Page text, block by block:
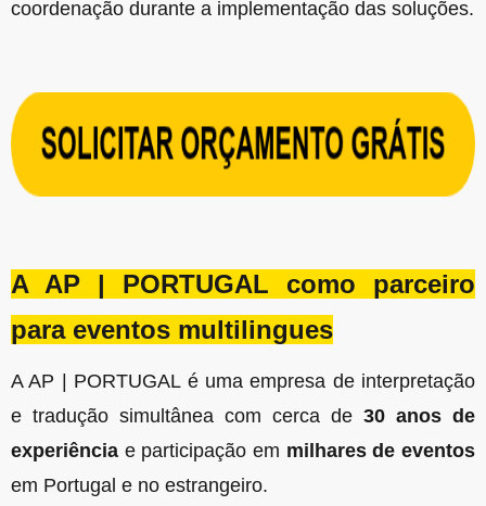
coordenação durante a implementação das soluções.
A AP | PORTUGAL como parceiro
para eventos multilingues
A AP | PORTUGAL é uma empresa de interpretação
e tradução simultânea com cerca de 30 anos de
experiência e participação em milhares de eventos
em Portugal e no estrangeiro.